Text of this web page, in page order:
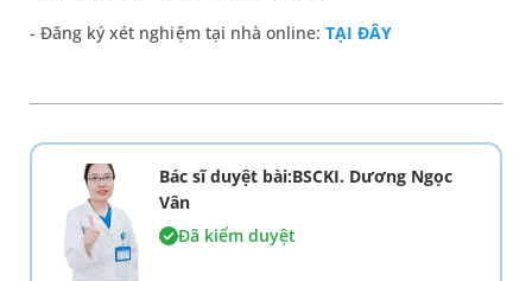
- Đăng ký xét nghiệm tại nhà online:TẠI ĐÂY
Bác sĩ duyệt bài:BSCKI. Dương Ngọc
Vân
Đã kiểm duyệt